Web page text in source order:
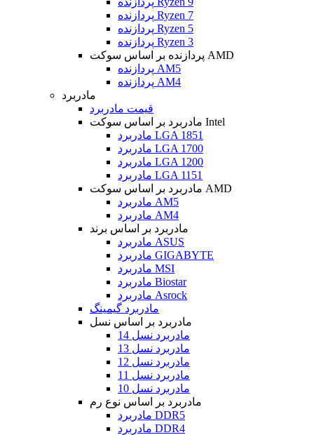
پردازنده Ryzen 7
پردازنده Ryzen 5
پردازنده Ryzen 3
پردازنده بر اساس سوکت AMD
پردازنده AM5
پردازنده AM4
مادربرد
قیمت مادربرد
مادربرد بر اساس سوکت Intel
مادربرد LGA 1851
مادربرد LGA 1700
مادربرد LGA 1200
مادربرد LGA 1151
مادربرد بر اساس سوکت AMD
مادربرد AM5
مادربرد AM4
مادربرد بر اساس برند
مادربرد ASUS
مادربرد GIGABYTE
مادربرد MSI
مادربرد Biostar
مادربرد Asrock
مادربرد گیمینگ
مادربرد بر اساس نسل
مادربرد نسل 14
مادربرد نسل 13
مادربرد نسل 12
مادربرد نسل 11
مادربرد نسل 10
مادربرد بر اساس نوع رم
مادربرد DDR5
مادربرد DDR4